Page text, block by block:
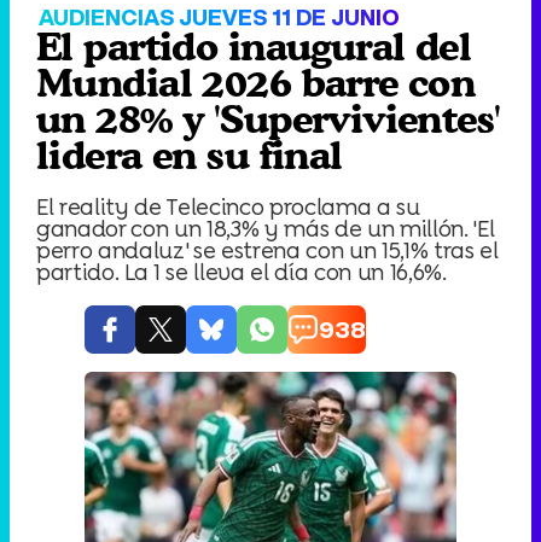
AUDIENCIAS JUEVES 11 DE JUNIO
El partido inaugural del
Mundial 2026 barre con
un 28% y 'Supervivientes'
lidera en su final
El reality de Telecinco proclama a su
ganador con un 18,3% y más de un millón. 'El
perro andaluz' se estrena con un 15,1% tras el
partido. La 1 se lleva el día con un 16,6%.
938